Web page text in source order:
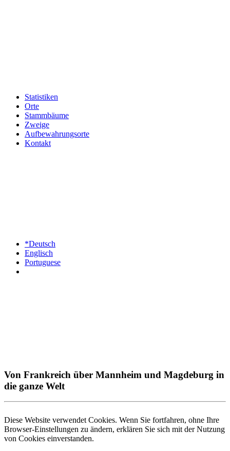
Statistiken
Orte
Stammbäume
Zweige
Aufbewahrungsorte
Kontakt
*Deutsch
Englisch
Portuguese
Von Frankreich über Mannheim und Magdeburg in
die ganze Welt
Diese Website verwendet Cookies. Wenn Sie fortfahren, ohne Ihre
Browser-Einstellungen zu ändern, erklären Sie sich mit der Nutzung
von Cookies einverstanden.